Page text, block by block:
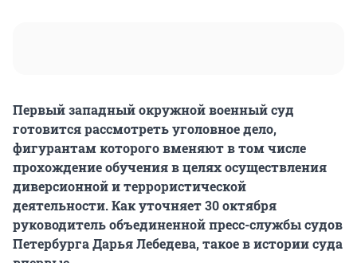
Первый западный окружной военный суд
готовится рассмотреть уголовное дело,
фигурантам которого вменяют в том числе
прохождение обучения в целях осуществления
диверсионной и террористической
деятельности. Как уточняет 30 октября
руководитель объединенной пресс-службы судов
Петербурга Дарья Лебедева, такое в истории суда